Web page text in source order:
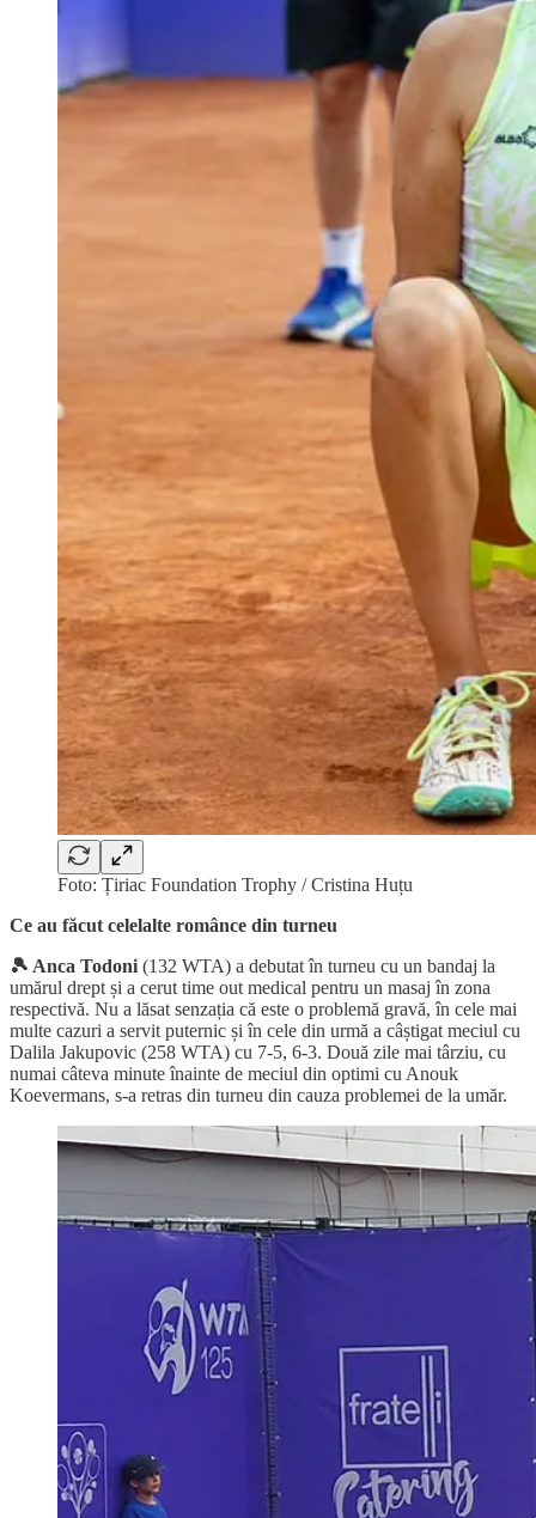
Foto: Țiriac Foundation Trophy / Cristina Huțu
Ce au făcut celelalte românce din turneu
🎾 Anca Todoni (132 WTA) a debutat în turneu cu un bandaj la
umărul drept și a cerut time out medical pentru un masaj în zona
respectivă. Nu a lăsat senzația că este o problemă gravă, în cele mai
multe cazuri a servit puternic și în cele din urmă a câștigat meciul cu
Dalila Jakupovic (258 WTA) cu 7-5, 6-3. Două zile mai târziu, cu
numai câteva minute înainte de meciul din optimi cu Anouk
Koevermans, s-a retras din turneu din cauza problemei de la umăr.